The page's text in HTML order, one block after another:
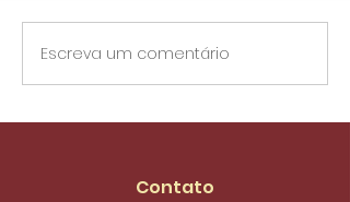
A enfermagem como
pilar da Saúde no
Brasil | SIND+FORT
Escreva um comentário
Contato